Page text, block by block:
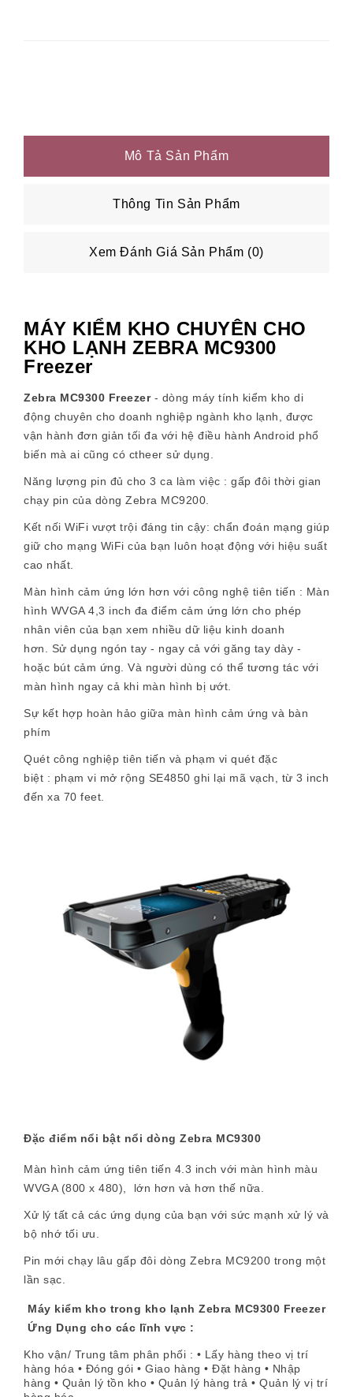
Mô Tả Sản Phẩm
Thông Tin Sản Phẩm
Xem Đánh Giá Sản Phẩm (0)
MÁY KIỂM KHO CHUYÊN CHO
KHO LẠNH ZEBRA MC9300
Freezer
Zebra MC9300 Freezer - dòng máy tính kiểm kho di
động chuyên cho doanh nghiệp ngành kho lạnh, được
vận hành đơn giản tối đa với hệ điều hành Android phổ
biến mà ai cũng có ctheer sử dụng.
Năng lượng pin đủ cho 3 ca làm việc : gấp đôi thời gian
chạy pin của dòng Zebra MC9200.
Kết nối WiFi vượt trội đáng tin cậy: chẩn đoán mạng giúp
giữ cho mạng WiFi của bạn luôn hoạt động với hiệu suất
cao nhất.
Màn hình cảm ứng lớn hơn với công nghệ tiên tiến : Màn
hình WVGA 4,3 inch đa điểm cảm ứng lớn cho phép
nhân viên của bạn xem nhiều dữ liệu kinh doanh
hơn. Sử dụng ngón tay - ngay cả với găng tay dày -
hoặc bút cảm ứng. Và người dùng có thể tương tác với
màn hình ngay cả khi màn hình bị ướt.
Sự kết hợp hoàn hảo giữa màn hình cảm ứng và bàn
phím
Quét công nghiệp tiên tiến và phạm vi quét đặc
biệt : phạm vi mở rộng SE4850 ghi lại mã vạch, từ 3 inch
đến xa 70 feet.
Đặc điểm nổi bật nổi dòng Zebra MC9300
Màn hình cảm ứng tiên tiến 4.3 inch với màn hình màu
WVGA (800 x 480), lớn hơn và hơn thế nữa.
Xử lý tất cả các ứng dụng của bạn với sức mạnh xử lý và
bộ nhớ tối ưu.
Pin mới chạy lâu gấp đôi dòng Zebra MC9200 trong một
lần sạc.
Máy kiểm kho trong kho lạnh Zebra MC9300 Freezer
Ứng Dụng cho các lĩnh vực :
Kho vận/ Trung tâm phân phối : • Lấy hàng theo vị trí
hàng hóa • Đóng gói • Giao hàng • Đặt hàng • Nhập
hàng • Quản lý tồn kho • Quản lý hàng trả • Quản lý vị trí